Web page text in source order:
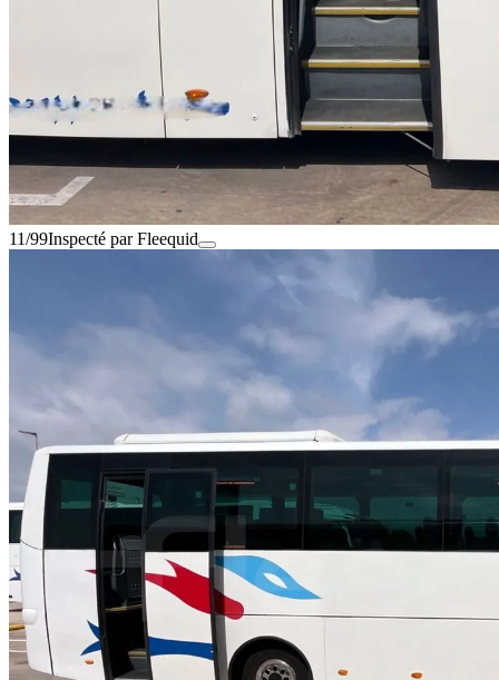
11/99Inspecté par Fleequid